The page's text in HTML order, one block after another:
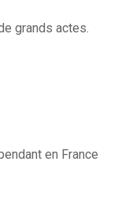
grands actes.
en France